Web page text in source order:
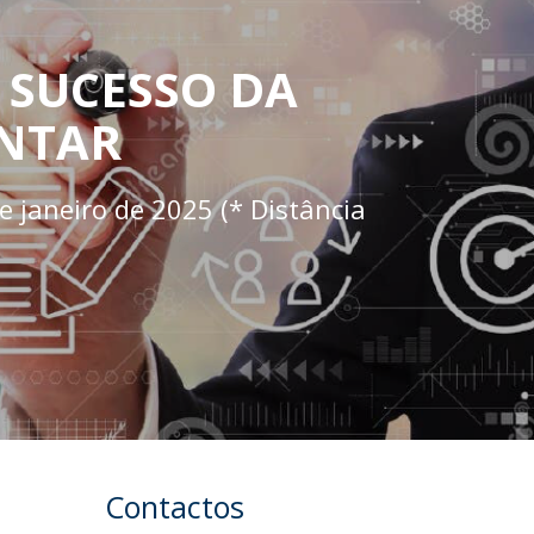
DA
janeiro de 2025 (* Distância
Contactos